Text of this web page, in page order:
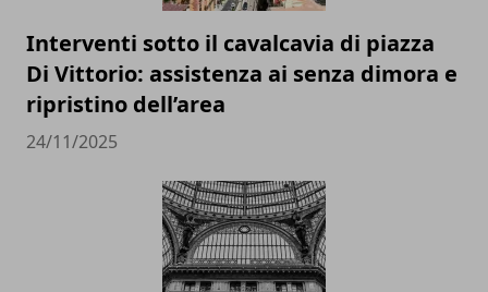
Interventi sotto il cavalcavia di piazza
Di Vittorio: assistenza ai senza dimora e
ripristino dell’area
24/11/2025